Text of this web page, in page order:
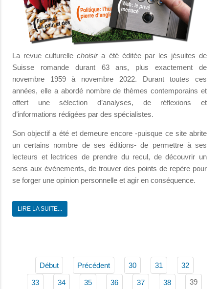
La revue culturellechoisira été éditée par les jésuites de
Suisse romande durant 63 ans, plus exactement de
novembre 1959 à novembre 2022. Durant toutes ces
années, elle a abordé nombre de thèmes contemporains et
offert une sélection d’analyses, de réflexions et
d’informations rédigées par des spécialistes.
Son objectif a été et demeure encore -puisque ce site abrite
un certains nombre de ses éditions- de permettre à ses
lecteurs et lectrices de prendre du recul, de découvrir un
sens aux événements, de trouver des points de repère pour
se forger une opinion personnelle et agir en conséquence.
LIRE LA SUITE...
Début Précédent 30 31 32
33 34 35 36 37 38 39